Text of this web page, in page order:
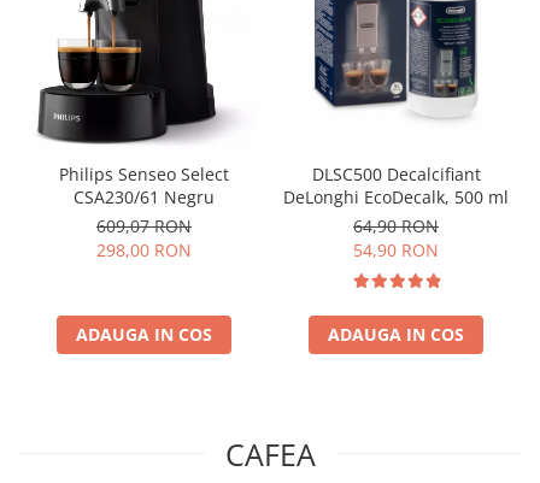
Philips Senseo Select
CSA230/61 Negru
609,07 RON
298,00 RON
ADAUGA IN COS
DLSC500 Decalcifiant
DeLonghi EcoDecalk, 500 ml
64,90 RON
54,90 RON
ADAUGA IN COS
CAFEA